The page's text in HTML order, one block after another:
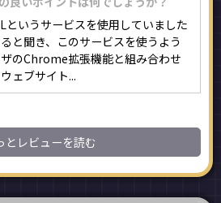
いうサービスを使用していました
と聞き、このサービスを使うよう
のChrome拡張機能と組み合わせ
ェブサイト...
とレビューを読む